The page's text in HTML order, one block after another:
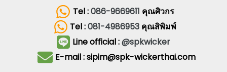
Tel :086-9669611 คุณศิวกร
Tel :081-4986953 คุณสิพิมพ์
Line official :@spkwicker
E-mail : sipim@spk-wickerthai.com